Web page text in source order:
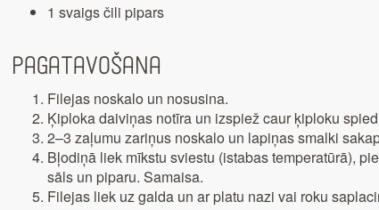
1 svaigs čili pipars
Pagatavošana
Filejas noskalo un nosusina.
Ķiploka daiviņas notīra un izspiež caur ķiploku
2–3 zaļumu zariņus noskalo un lapiņas smalki
Bļodiņā liek mīkstu sviestu (istabas temperatūrā),
sāls un piparu. Samaisa.
Filejas liek uz galda un ar platu nazi vai roku